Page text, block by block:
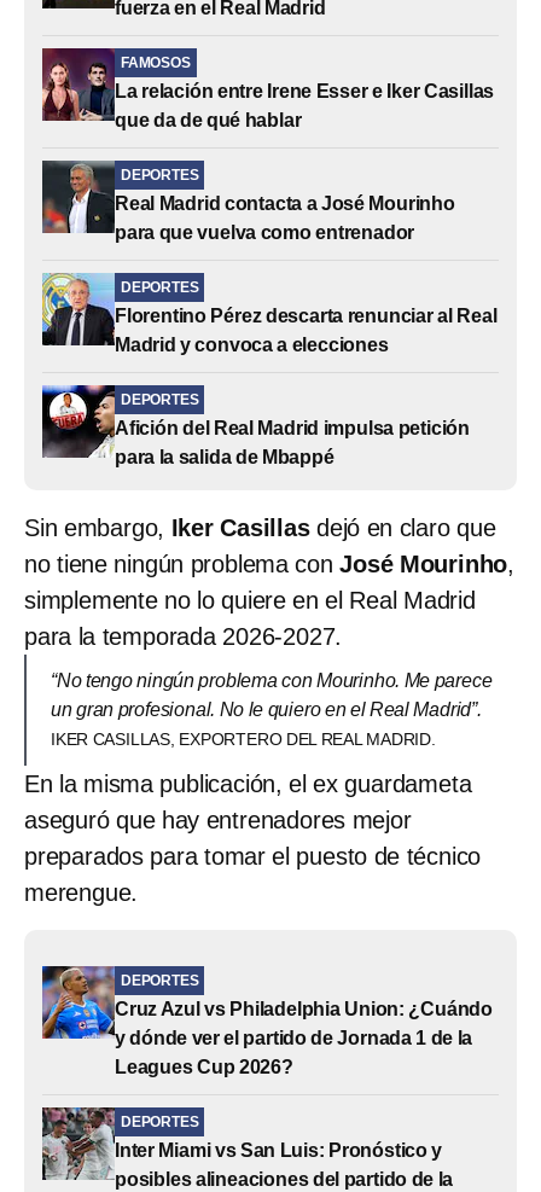
fuerza en el Real Madrid
FAMOSOS
La relación entre Irene Esser e Iker Casillas
que da de qué hablar
DEPORTES
Real Madrid contacta a José Mourinho
para que vuelva como entrenador
DEPORTES
Florentino Pérez descarta renunciar al Real
Madrid y convoca a elecciones
DEPORTES
Afición del Real Madrid impulsa petición
para la salida de Mbappé
Sin embargo, Iker Casillasdejó en claro que
no tiene ningún problema conJosé Mourinho,
simplemente no lo quiere en el Real Madrid
para la temporada 2026-2027.
“No tengo ningún problema con Mourinho. Me parece
un gran profesional. No le quiero en el Real Madrid”.
IKER CASILLAS, EXPORTERO DEL REAL MADRID.
En la misma publicación, el ex guardameta
aseguró que hay entrenadores mejor
preparados para tomar el puesto de técnico
merengue.
DEPORTES
Cruz Azul vs Philadelphia Union: ¿Cuándo
y dónde ver el partido de Jornada 1 de la
Leagues Cup 2026?
DEPORTES
Inter Miami vs San Luis: Pronóstico y
posibles alineaciones del partido de la